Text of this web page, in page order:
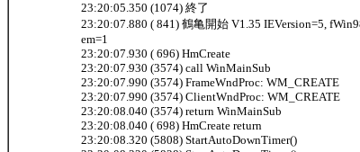
23:20:05.350 (1074) 終了
23:20:07.880 ( 841) 鶴亀開始 V1.35 IEVersion=5,
em=1
23:20:07.930 ( 696) HmCreate
23:20:07.930 (3574) call WinMainSub
23:20:07.990 (3574) FrameWndProc: WM_CREATE
23:20:07.990 (3574) ClientWndProc: WM_CREATE
23:20:08.040 (3574) return WinMainSub
23:20:08.040 ( 698) HmCreate return
23:20:08.320 (5808) StartAutoDownTimer()